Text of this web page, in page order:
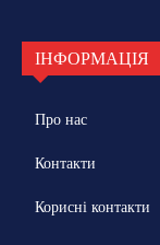
ІНФОРМАЦІЯ
Про нас
Контакти
Корисні контакти